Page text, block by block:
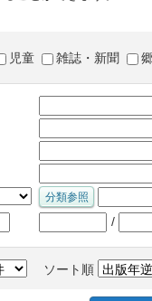
児童 雑誌・新聞
/
ソート順